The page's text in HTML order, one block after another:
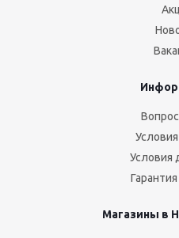
Условия
Магазины в